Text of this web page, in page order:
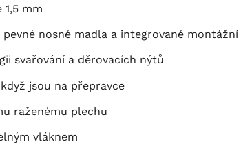
mm
nosné madla a integrované
svařování a děrovacích nýtů
jsou na přepravce
raženému plechu
vláknem